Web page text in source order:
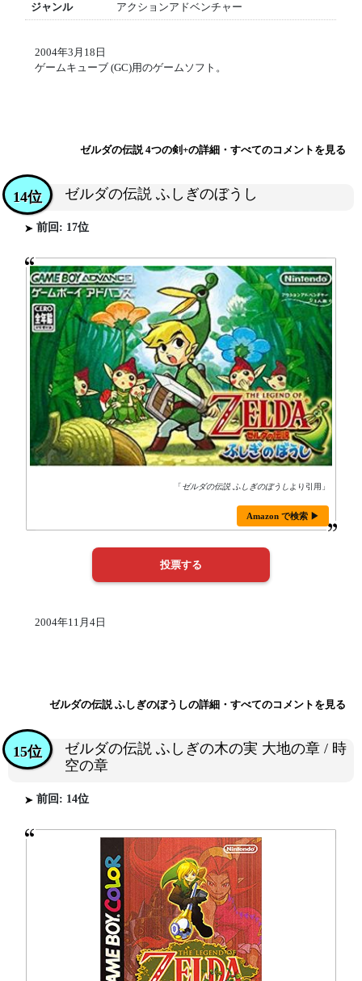
ジャンル アクションアドベンチャー
2004年3月18日
ゲームキューブ (GC)用のゲームソフト。
ゼルダの伝説 4つの剣+の詳細・すべてのコメントを見る
ゼルダの伝説 ふしぎのぼうし
14位
前回: 17位
「ゼルダの伝説 ふしぎのぼうし より引用」
Amazon で検索 ▶
2004年11月4日
ゼルダの伝説 ふしぎのぼうしの詳細・すべてのコメントを見る
ゼルダの伝説 ふしぎの木の実 大地の章 / 時
空の章
15位
前回: 14位